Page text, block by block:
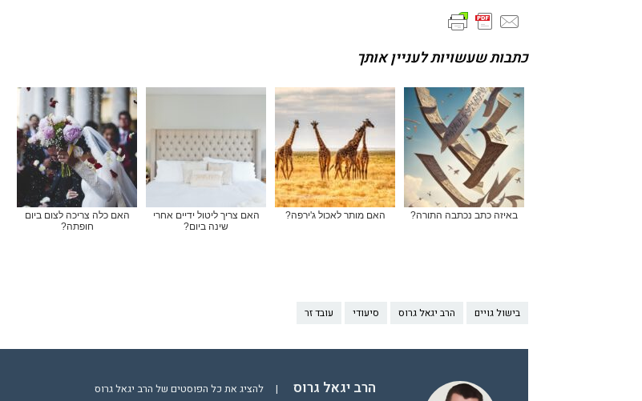
כתבות שעשויות לעניין אותך
באיזה כתב נכתבה התורה? האם מותר לאכול ג'ירפה?
האם צריך ליטול ידיים אחרי
שינה ביום?
האם כלה צריכה לצום ביום
חופתה?
בישול גויים הרב יגאל גרוס סיעודי עובד זר
הרב יגאל גרוס | להציג את כל הפוסטים של הרב יגאל גרוס